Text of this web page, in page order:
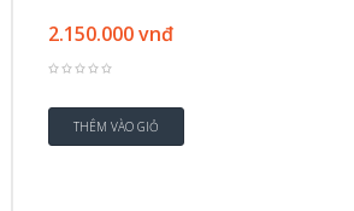
2.150.000 vnđ